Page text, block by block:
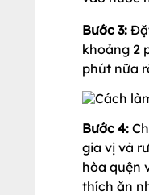
Bước 3:
khoảng 2
phút nữa
Bước 4:
gia vị và
hòa quện
thích ăn